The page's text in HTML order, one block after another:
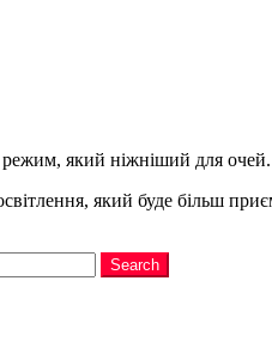
який ніжніший для очей.
який буде більш
Search